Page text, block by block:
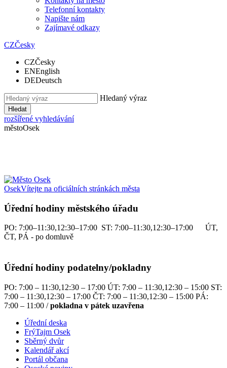
Telefonní kontakty
Napište nám
Zajímavé odkazy
CZČesky
CZČesky
ENEnglish
DEDeutsch
Hledaný výraz
Hledat
rozšířené vyhledávání
městoOsek
OsekVítejte na oficiálních stránkách města
Úřední hodiny městského úřadu
PO: 7:00–11:30,12:30–17:00 ST: 7:00–11:30,12:30–17:00 ÚT,
ČT, PÁ - po domluvě
Úřední hodiny podatelny/pokladny
PO: 7:00 – 11:30,12:30 – 17:00 ÚT: 7:00 – 11:30,12:30 – 15:00 ST:
7:00 – 11:30,12:30 – 17:00 ČT: 7:00 – 11:30,12:30 – 15:00 PÁ:
7:00 – 11:00 /pokladna v pátek uzavřena
Úřední deska
FrýTajm Osek
Sběrný dvůr
Kalendář akcí
Portál občana